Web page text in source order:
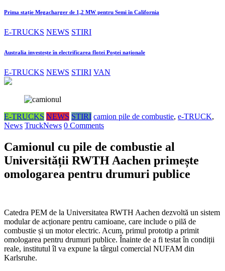
Prima stație Megacharger de 1,2 MW pentru Semi în California
E-TRUCKS NEWS STIRI
Australia investește în electrificarea flotei Poștei naționale
E-TRUCKS NEWS STIRI VAN
E-TRUCKS NEWS STIRI camion pile de combustie, e-TRUCK,
News TruckNews 0 Comments
Camionul cu pile de combustie al
Universității RWTH Aachen primește
omologarea pentru drumuri publice
Catedra PEM de la Universitatea RWTH Aachen dezvoltă un sistem
modular de acționare pentru camioane, care include o pilă de
combustie și un motor electric. Acum, primul prototip a primit
omologarea pentru drumuri publice. Înainte de a fi testat în condiții
reale, institutul îl va expune la târgul comercial NUFAM din
Karlsruhe.